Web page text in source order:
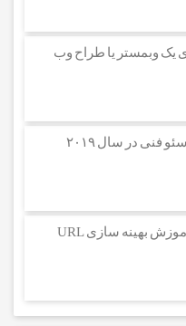
یک وبمستر یا طراح وب
فنی در سال ۲۰۱۹
کامل ترین راهنمای آموزش بهینه سازی URL